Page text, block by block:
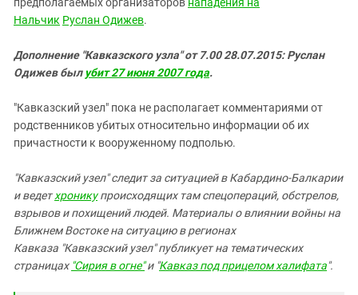
Нальчик Руслан Одижев.
Дополнение "Кавказского узла" от 7.00 28.07.2015: Руслан
Одижев был убит 27 июня 2007 года.
"Кавказский узел" пока не располагает комментариями от
родственников убитых относительно информации об их
причастности к вооруженному подполью.
"Кавказский узел" следит за ситуацией в Кабардино-Балкарии
и ведетхроникупроисходящих там спецопераций, обстрелов,
взрывов и похищений людей. Материалы о влиянии войны на
Ближнем Востоке на ситуацию в регионах
Кавказа "Кавказский узел" публикует на тематических
страницах "Сирия в огне"и "Кавказ под прицелом халифата".